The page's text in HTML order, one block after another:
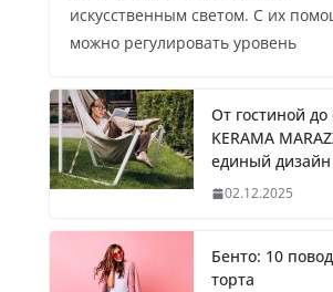
искусственным светом. С их
можно регулировать уровень
От гостиной до
KERAMA
единый дизайн
02.12.2025
Бенто: 10
торта